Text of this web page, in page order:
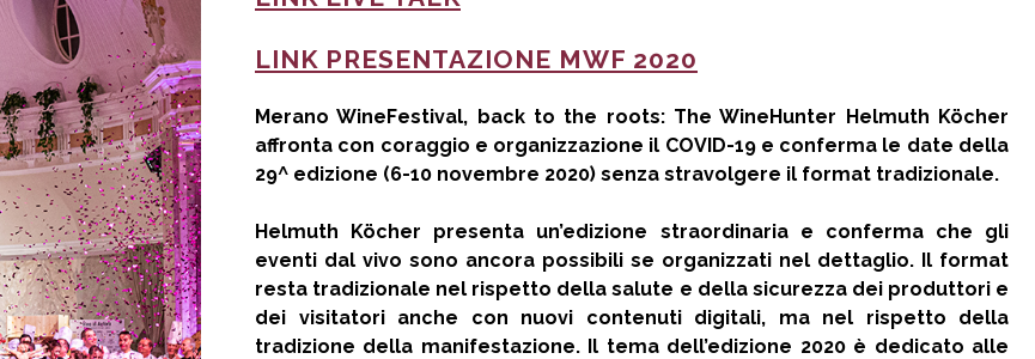
LINK PRESENTAZIONE MWF 2020
Merano WineFestival, back to the roots: The WineHunter Helmuth Köcher
affronta con coraggio e organizzazione il COVID-19 e conferma le date della
29^ edizione (6-10 novembre 2020) senza stravolgere il format tradizionale.
Helmuth Köcher presenta un’edizione straordinaria e conferma che gli
eventi dal vivo sono ancora possibili se organizzati nel dettaglio. Il format
resta tradizionale nel rispetto della salute e della sicurezza dei produttori e
dei visitatori anche con nuovi contenuti digitali, ma nel rispetto della
tradizione della manifestazione. Il tema dell’edizione 2020 è dedicato alle